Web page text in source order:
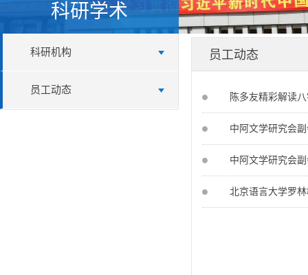
科研学术
科研机构
员工动态
员工动态
陈多友精彩解读
中阿文学研究会
中阿文学研究会
北京语言大学罗